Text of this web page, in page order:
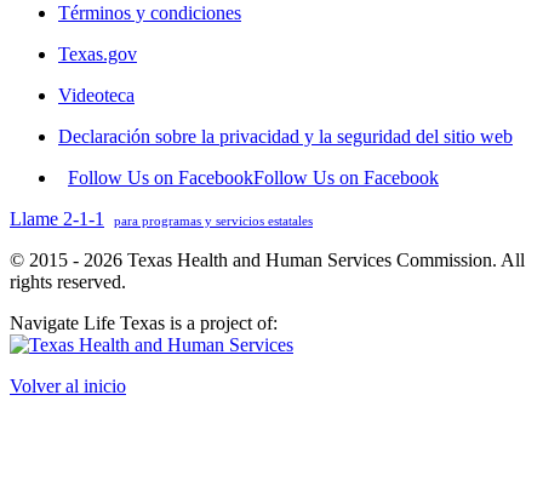
Términos y condiciones
Texas.gov
Videoteca
Declaración sobre la privacidad y la seguridad del sitio web
Follow Us on FacebookFollow Us on Facebook
Llame 2-1-1
para programas y servicios estatales
© 2015 - 2026 Texas Health and Human Services Commission. All
rights reserved.
Navigate Life Texas is a project of:
Volver al inicio